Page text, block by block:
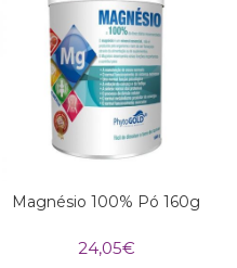
Magnésio 100% Pó 160g
24,05€